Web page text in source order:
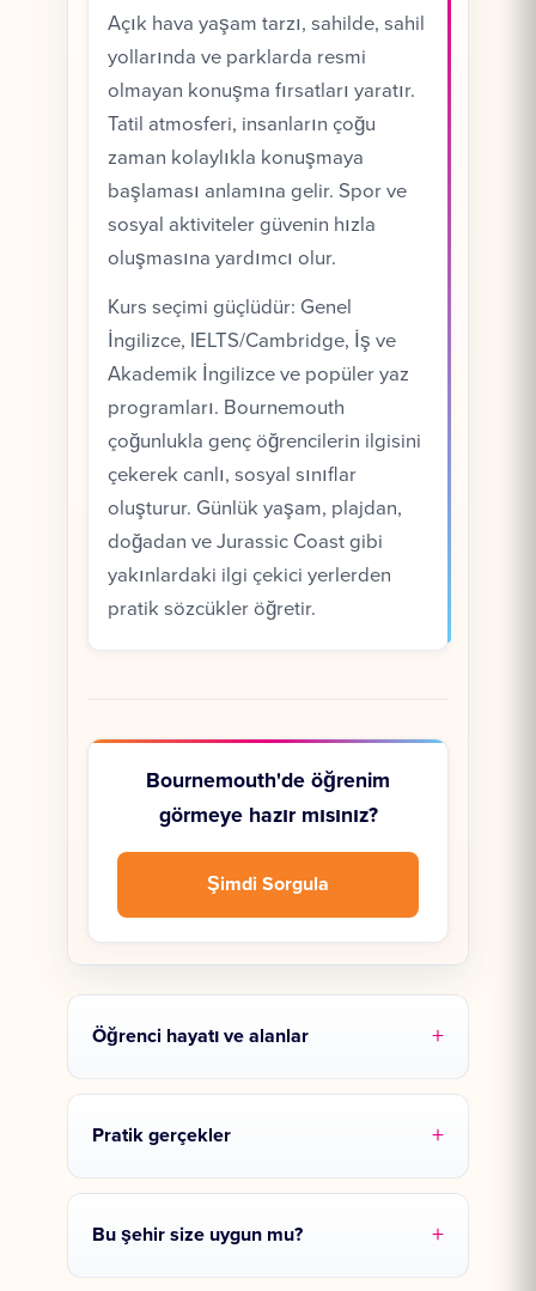
Açık hava yaşam tarzı, sahilde, sahil
yollarında ve parklarda resmi
olmayan konuşma fırsatları yaratır.
Tatil atmosferi, insanların çoğu
zaman kolaylıkla konuşmaya
başlaması anlamına gelir. Spor ve
sosyal aktiviteler güvenin hızla
oluşmasına yardımcı olur.
Kurs seçimi güçlüdür: Genel
İngilizce, IELTS/Cambridge, İş ve
Akademik İngilizce ve popüler yaz
programları. Bournemouth
çoğunlukla genç öğrencilerin ilgisini
çekerek canlı, sosyal sınıflar
oluşturur. Günlük yaşam, plajdan,
doğadan ve Jurassic Coast gibi
yakınlardaki ilgi çekici yerlerden
pratik sözcükler öğretir.
Bournemouth'de öğrenim
görmeye hazır mısınız?
Şimdi Sorgula
Öğrenci hayatı ve alanlar
Pratik gerçekler
Bu şehir size uygun mu?